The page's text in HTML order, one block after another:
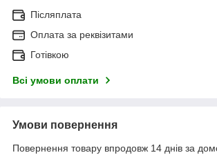
Післяплата
Оплата за реквізитами
Готівкою
Всі умови оплати
Умови повернення
Повернення товару впродовж 14 днів за